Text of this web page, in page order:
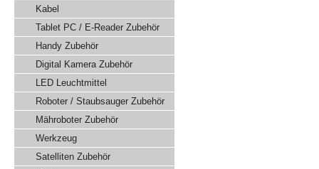
Kabel
Tablet PC / E-Reader Zubehör
Handy Zubehör
Digital Kamera Zubehör
LED Leuchtmittel
Roboter / Staubsauger Zubehör
Mähroboter Zubehör
Werkzeug
Satelliten Zubehör